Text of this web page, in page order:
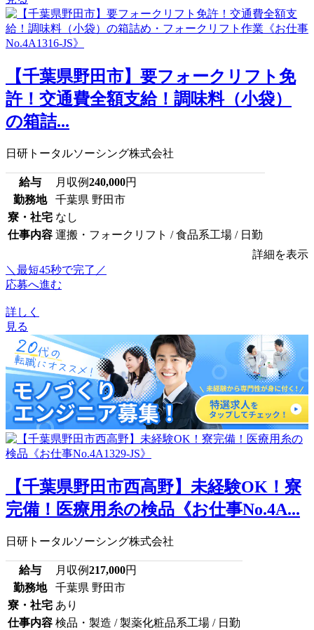
【千葉県野田市】要フォークリフト免
許！交通費全額支給！調味料（小袋）
の箱詰...
日研トータルソーシング株式会社
給与 月収例240,000円
勤務地
千葉県 野田市
寮・社宅 なし
仕事内容 運搬・フォークリフト / 食品系工場 / 日勤
詳細を表示
＼最短45秒で完了／
応募へ進む
詳しく
見る
【千葉県野田市西高野】未経験OK！寮
完備！医療用糸の検品《お仕事No.4A...
日研トータルソーシング株式会社
給与 月収例217,000円
勤務地
千葉県 野田市
寮・社宅 あり
仕事内容 検品・製造 / 製薬化粧品系工場 / 日勤